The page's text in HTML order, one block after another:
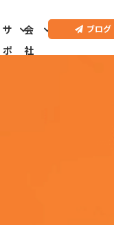
サ
ポ
会
社
ブログ